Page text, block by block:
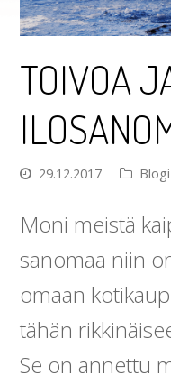
TOIVOA
29.12.2017 Blogi
Moni meistä
sanomaa niin
omaan
tähän
Se on annettu